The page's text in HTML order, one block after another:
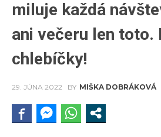
miluje každá
ani večeru len toto.
chlebíčky!
29. JÚNA 2022 BY MIŠKA DOBRÁKOVÁ